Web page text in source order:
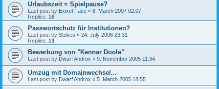
Urlaubszeit = Spielpause?
Last post by Exixel Face « 8. March 2007 02:07
Replies: 16
Passwortschutz für Institutionen?
Last post by Stokes « 24. July 2006 23:31
Replies: 13
Bewerbung von "Kennar Doole"
Last post by Dwarf Androx « 9. November 2005 11:34
Umzug mit Domainwechsel...
Last post by Dwarf Androx « 5. March 2005 18:55